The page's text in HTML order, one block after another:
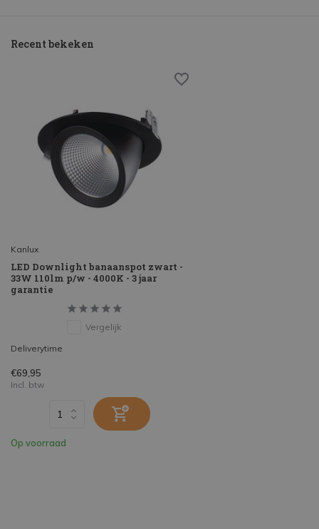
Recent bekeken
Kanlux
LED Downlight banaanspot zwart -
33W 110lm p/w - 4000K - 3 jaar
garantie
Vergelijk
Deliverytime
€69,95
Incl. btw
Op voorraad